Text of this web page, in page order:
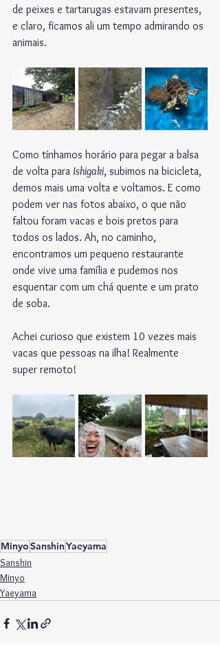
de peixes e tartarugas estavam presentes,
e claro, ficamos ali um tempo admirando os
animais.
Como tínhamos horário para pegar a balsa
de volta para Ishigaki, subimos na bicicleta,
demos mais uma volta e voltamos. E como
podem ver nas fotos abaixo, o que não
faltou foram vacas e bois pretos para
todos os lados. Ah, no caminho,
encontramos um pequeno restaurante
onde vive uma família e pudemos nos
esquentar com um chá quente e um prato
de soba.
Achei curioso que existem 10 vezes mais
vacas que pessoas na ilha! Realmente
super remoto!
MinyoSanshinYaeyama
Sanshin
Minyo
Yaeyama